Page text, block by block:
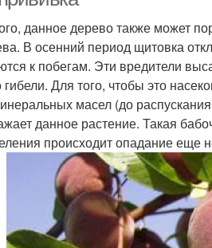
данное дерево также может
В осенний период щитовка
к побегам. Эти вредители
гибели. Для того, чтобы это
масел (до
данное растение. Такая
происходит опадание еще